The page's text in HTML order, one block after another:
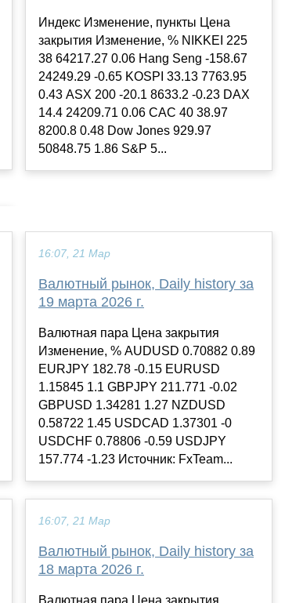
Индекс Изменение, пункты Цена
закрытия Изменение, % NIKKEI 225
38 64217.27 0.06 Hang Seng -158.67
24249.29 -0.65 KOSPI 33.13 7763.95
0.43 ASX 200 -20.1 8633.2 -0.23 DAX
14.4 24209.71 0.06 CAC 40 38.97
8200.8 0.48 Dow Jones 929.97
50848.75 1.86 S&P 5...
16:07, 21 Мар
Валютный рынок, Daily history за
19 марта 2026 г.
Валютная пара Цена закрытия
Изменение, % AUDUSD 0.70882 0.89
EURJPY 182.78 -0.15 EURUSD
1.15845 1.1 GBPJPY 211.771 -0.02
GBPUSD 1.34281 1.27 NZDUSD
0.58722 1.45 USDCAD 1.37301 -0
USDCHF 0.78806 -0.59 USDJPY
157.774 -1.23 Источник: FxTeam...
16:07, 21 Мар
Валютный рынок, Daily history за
18 марта 2026 г.
Валютная пара Цена закрытия